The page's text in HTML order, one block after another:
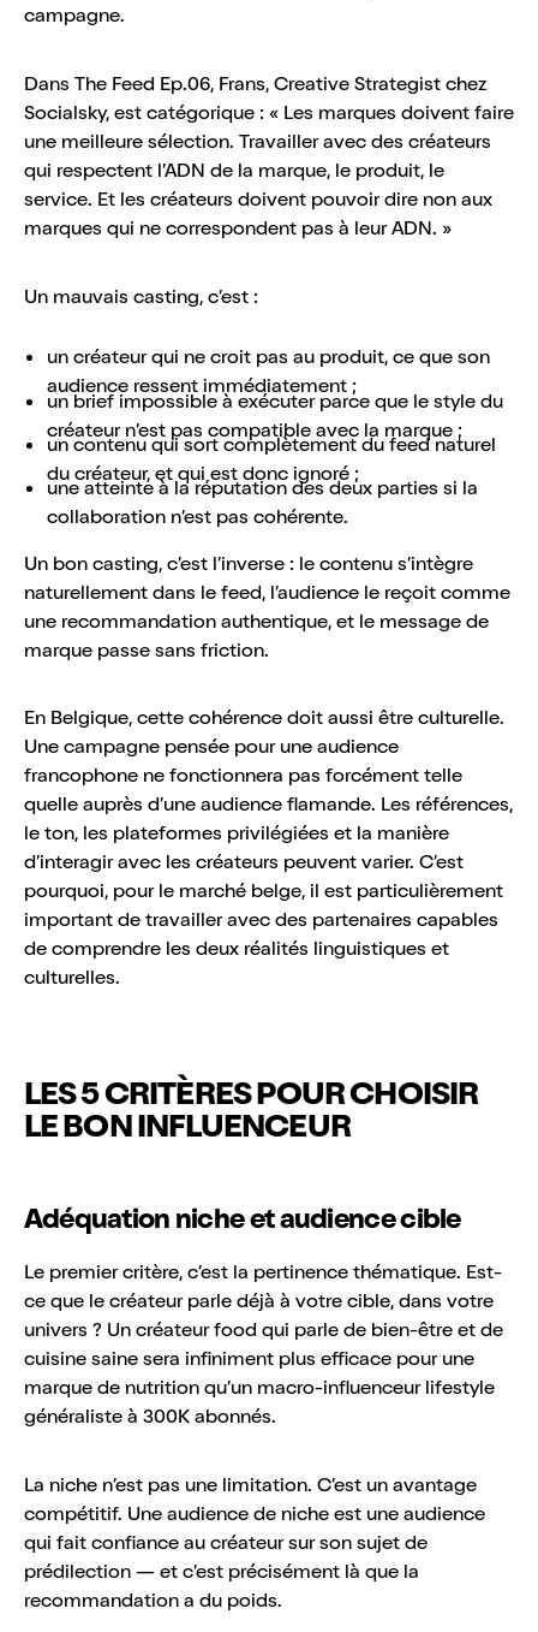
campagne.
Dans The Feed Ep.06, Frans, Creative Strategist chez
Socialsky, est catégorique : « Les marques doivent faire
une meilleure sélection. Travailler avec des créateurs
qui respectent l’ADN de la marque, le produit, le
service. Et les créateurs doivent pouvoir dire non aux
marques qui ne correspondent pas à leur ADN. »
Un mauvais casting, c’est :
un créateur qui ne croit pas au produit, ce que son
audience ressent immédiatement ;
un brief impossible à exécuter parce que le style du
créateur n’est pas compatible avec la marque ;
un contenu qui sort complètement du feed naturel
du créateur, et qui est donc ignoré ;
une atteinte à la réputation des deux parties si la
collaboration n’est pas cohérente.
Un bon casting, c’est l’inverse : le contenu s’intègre
naturellement dans le feed, l’audience le reçoit comme
une recommandation authentique, et le message de
marque passe sans friction.
En Belgique, cette cohérence doit aussi être culturelle.
Une campagne pensée pour une audience
francophone ne fonctionnera pas forcément telle
quelle auprès d’une audience flamande. Les références,
le ton, les plateformes privilégiées et la manière
d’interagir avec les créateurs peuvent varier. C’est
pourquoi, pour le marché belge, il est particulièrement
important de travailler avec des partenaires capables
de comprendre les deux réalités linguistiques et
culturelles.
LES 5 CRITÈRES POUR CHOISIR
LE BON INFLUENCEUR
Adéquation niche et audience cible
Le premier critère, c’est la pertinence thématique. Est-
ce que le créateur parle déjà à votre cible, dans votre
univers ? Un créateur food qui parle de bien-être et de
cuisine saine sera infiniment plus efficace pour une
marque de nutrition qu’un macro-influenceur lifestyle
généraliste à 300K abonnés.
La niche n’est pas une limitation. C’est un avantage
compétitif. Une audience de niche est une audience
qui fait confiance au créateur sur son sujet de
prédilection — et c’est précisément là que la
recommandation a du poids.